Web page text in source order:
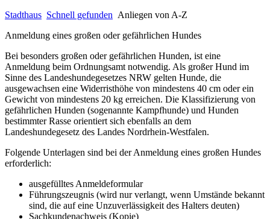
Stadthaus Schnell gefunden Anliegen von A-Z
Anmeldung eines großen oder gefährlichen Hundes
Bei besonders großen oder gefährlichen Hunden, ist eine
Anmeldung beim Ordnungsamt notwendig. Als großer Hund im
Sinne des Landeshundegesetzes NRW gelten Hunde, die
ausgewachsen eine Widerristhöhe von mindestens 40 cm oder ein
Gewicht von mindestens 20 kg erreichen. Die Klassifizierung von
gefährlichen Hunden (sogenannte Kampfhunde) und Hunden
bestimmter Rasse orientiert sich ebenfalls an dem
Landeshundegesetz des Landes Nordrhein-Westfalen.
Folgende Unterlagen sind bei der Anmeldung eines großen Hundes
erforderlich:
ausgefülltes Anmeldeformular
Führungszeugnis (wird nur verlangt, wenn Umstände bekannt
sind, die auf eine Unzuverlässigkeit des Halters deuten)
Sachkundenachweis (Kopie)